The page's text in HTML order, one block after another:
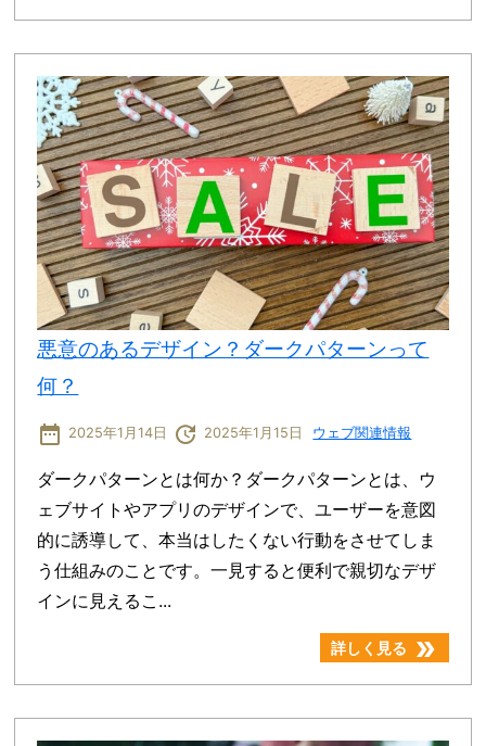
悪意のあるデザイン？ダークパターンって
何？
date_range 2025年1月14日 update 2025年1月15日 ウェブ関連情報
ダークパターンとは何か？ダークパターンとは、ウ
ェブサイトやアプリのデザインで、ユーザーを意図
的に誘導して、本当はしたくない行動をさせてしま
う仕組みのことです。一見すると便利で親切なデザ
インに見えるこ...
詳しく見る double_arrow